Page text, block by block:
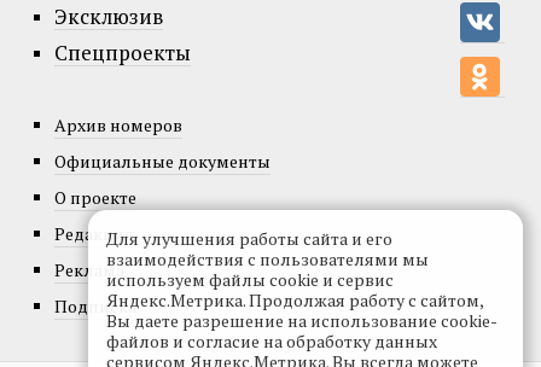
Эксклюзив
Спецпроекты
Архив номеров
Официальные документы
О проекте
Редакция
Реклама
Подписка
Для улучшения работы сайта и его
взаимодействия с пользователями мы
используем файлы cookie и сервис
Яндекс.Метрика. Продолжая работу с сайтом,
Вы даете разрешение на использование cookie-
файлов и согласие на обработку данных
сервисом Яндекс.Метрика. Вы всегда можете